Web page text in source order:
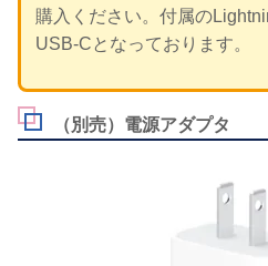
購入ください。付属の
USB-Cとなっております。
（別売）電源アダプタ